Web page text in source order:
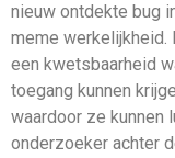
nieuw ontdekte bug
meme
een kwetsbaarheid
toegang kunnen
waardoor ze kunnen
onderzoeker achter